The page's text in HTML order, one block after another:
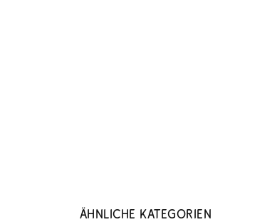
Ähnliche Kategorien